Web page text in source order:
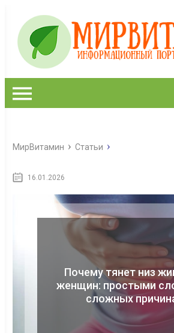
МирВитамин Статьи
16.01.2026
Почему тянет низ
женщин: простыми
сложных